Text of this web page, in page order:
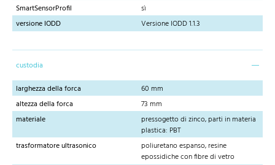
SmartSensorProfil
sì
versione IODD
Versione IODD 1.1.3
custodia
larghezza della forca
60 mm
altezza della forca
73 mm
materiale
pressogetto di zinco, parti in materia
plastica: PBT
trasformatore ultrasonico
poliuretano espanso, resine
epossidiche con fibre di vetro